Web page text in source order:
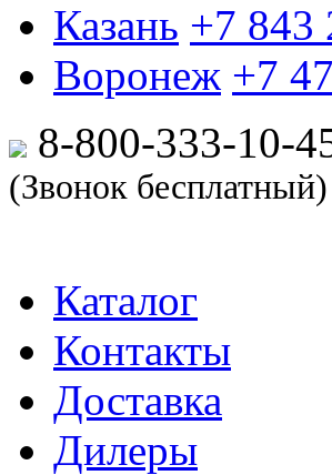
Казань +7 843
Воронеж +7
8-800-333-10-
(Звонок бесплатный)
Каталог
Контакты
Доставка
Дилеры